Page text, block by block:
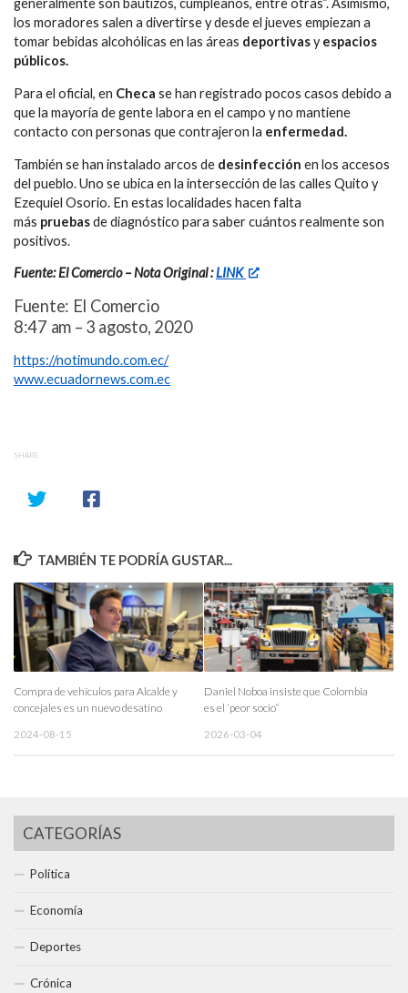
generalmente son bautizos, cumpleaños, entre otras”. Asimismo,
los moradores salen a divertirse y desde el jueves empiezan a
tomar bebidas alcohólicas en las áreas deportivasyespacios
públicos.
Para el oficial, en Checa se han registrado pocos casos debido a
que la mayoría de gente labora en el campo y no mantiene
contacto con personas que contrajeron la enfermedad.
También se han instalado arcos de desinfección en los accesos
del pueblo. Uno se ubica en la intersección de las calles Quito y
Ezequiel Osorio. En estas localidades hacen falta
más pruebasde diagnóstico para saber cuántos realmente son
positivos.
Fuente: El Comercio – Nota Original :LINK
Fuente: El Comercio
8:47 am – 3 agosto, 2020
https://notimundo.com.ec/
www.ecuadornews.com.ec
SHARE
TAMBIÉN TE PODRÍA GUSTAR...
Compra de vehículos para Alcalde y
concejales es un nuevo desatino
2024-08-15
Daniel Noboa insiste que Colombia
es el ‘peor socio”
2026-03-04
CATEGORÍAS
Política
Economía
Deportes
Crónica